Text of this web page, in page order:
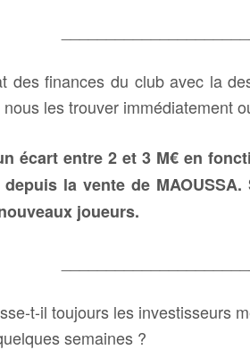
des finances du club avec la
nous les trouver immédiatement
écart entre 2 et 3 M€ en
la vente de
joueurs.
t-il toujours les investisseurs
semaines ?